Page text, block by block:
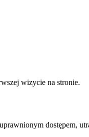
wizycie na stronie.
dostępem,